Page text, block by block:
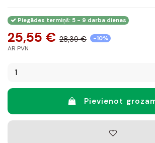
Piegādes termiņš: 5 - 9 darba dienas
25,55 € 28,39 € -10%
AR PVN
Pievienot